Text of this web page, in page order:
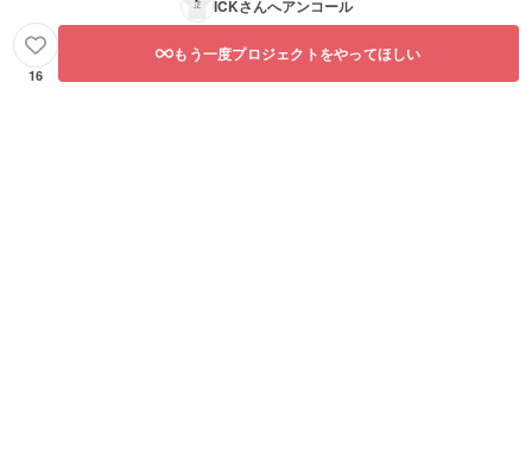
ICKさんへアンコール
16
もう一度プロジェクトをやってほしい